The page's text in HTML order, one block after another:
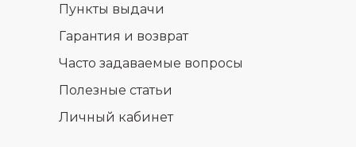
Часто задаваемые вопросы
Гарантия и возврат
Полезные статьи
Пункты выдачи
Личный кабинет